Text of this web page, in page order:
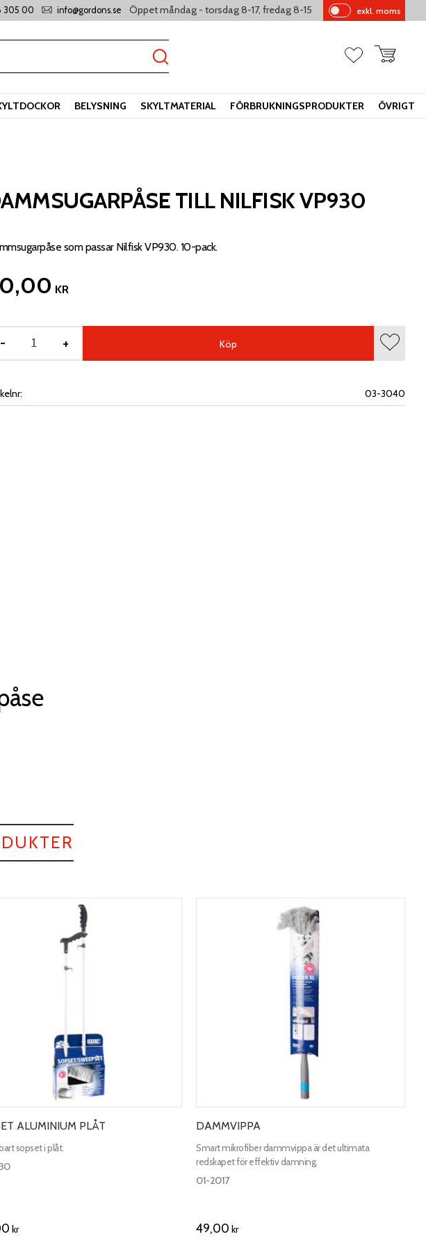
305 00 info@gordons.se Öppet måndag - torsdag 8-17, fredag 8-15
Pr
s
exkl. moms
FavoriterKundvagn
BELYSNING SKYLTMATERIAL FÖRBRUKNINGSPRODUKTER ÖVRIGT
TILL NILFISK VP930
som passar Nilfisk VP930. 10-pack.
KR
+
- Köp
Lägg
03-3040
ALUMINIUM PLÅT
sopset i plåt.
kr
DAMMVIPPA
Smart mikrofiber dammvippa är det ultimata
redskapet för effektiv damning.
01-2017
49,00 kr